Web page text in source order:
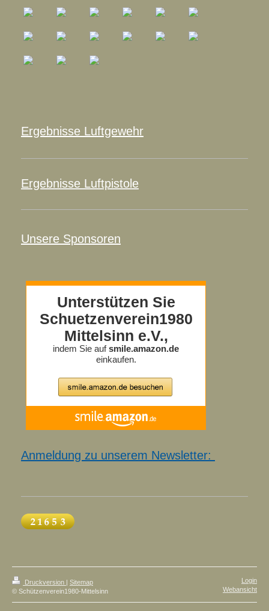
Ergebnisse Luftgewehr
Ergebnisse Luftpistole
Unsere Sponsoren
Anmeldung zu unserem Newsletter:
Druckversion | Sitemap
© Schützenverein1980-Mittelsinn
Login
Webansicht